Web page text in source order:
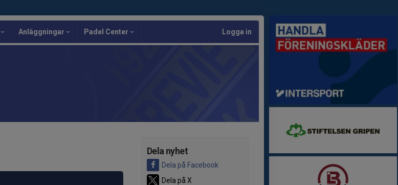
Anläggningar Padel Center Logga in
Dela nyhet
Dela på Facebook
Dela på X